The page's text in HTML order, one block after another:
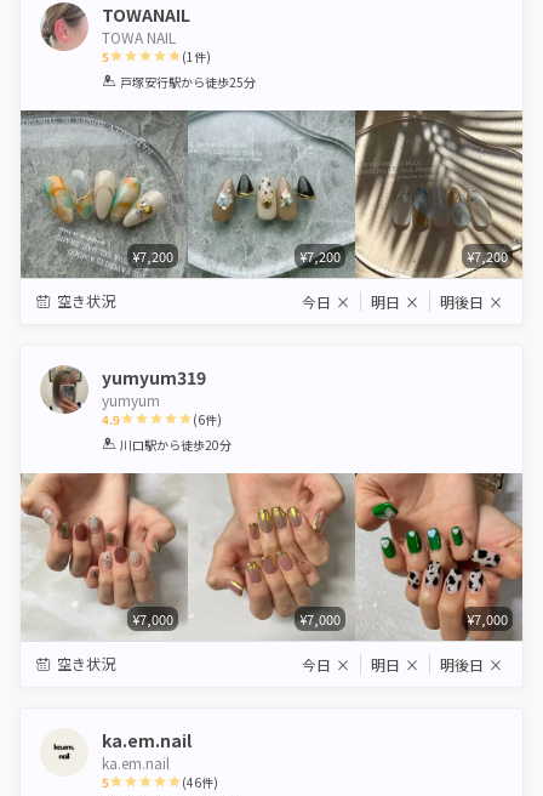
TOWANAIL
TOWA NAIL
5
1 2 3 4 5
(1件)
戸塚安行駅から徒歩25分
¥7,200 ¥7,200 ¥7,200
空き状況 今日 × 明日 × 明後日 ×
yumyum319
yumyum
4.9
1 2 3 4 5
(6件)
川口駅から徒歩20分
¥7,000 ¥7,000 ¥7,000
空き状況 今日 × 明日 × 明後日 ×
ka.em.nail
ka.em.nail
5 (46件)